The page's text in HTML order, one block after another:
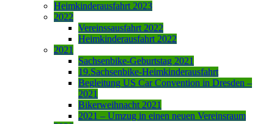
Heimkinderausfahrt 2023
2022
Vereinssausfahrt 2022
Heimkinderausfahrt 2022
2021
Sachsenbike-Geburtstag 2021
19.Sachsenbike-Heimkinderausfahrt
Begleitung US Car Convention in Dresden –
2021
Bikerweihnacht 2021
2021 – Umzug in einen neuen Vereinsraum